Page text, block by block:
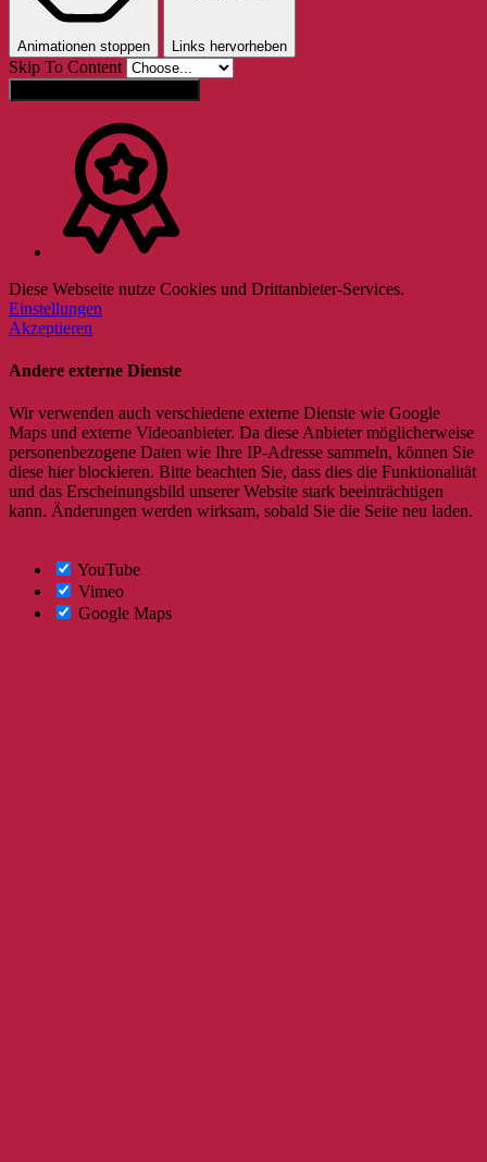
Animationen stoppen Links hervorheben
Skip To Content
Diese Webseite nutze Cookies und Drittanbieter-Services.
Einstellungen
Akzeptieren
Andere externe Dienste
Wir verwenden auch verschiedene externe Dienste wie Google
Maps und externe Videoanbieter. Da diese Anbieter möglicherweise
personenbezogene Daten wie Ihre IP-Adresse sammeln, können Sie
diese hier blockieren. Bitte beachten Sie, dass dies die Funktionalität
und das Erscheinungsbild unserer Website stark beeinträchtigen
kann. Änderungen werden wirksam, sobald Sie die Seite neu laden.
YouTube
Vimeo
Google Maps